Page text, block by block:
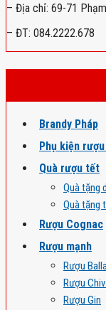
– Địa chỉ: 69-71
– ĐT: 084.2222.678
Brandy Pháp
Phụ kiện
Quà rượu tết
Quà tặng
Quà tặng
Rượu Cognac
Rượu mạnh
Rượu
Rượu
Rượu Gin